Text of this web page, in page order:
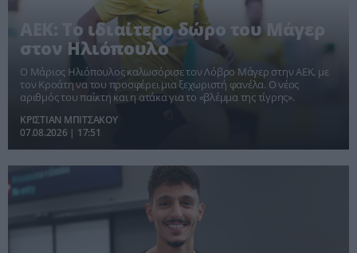
ΑΕΚ: Το ιδιαίτερο δώρο του Μάγερ
στον Ηλιόπουλο
Ο Μάριος Ηλιόπουλος καλωσόρισε τον Λόβρο Μάγερ στην ΑΕΚ, με
τον Κροάτη να του προσφέρει μια ξεχωριστή φανέλα. Ο νέος
αριθμός του παίκτη και η ατάκα για το «βλέμμα της τίγρης».
ΚΡΙΣΤΙΑΝ ΜΠΙΤΣΑΚΟΥ
07.08.2026 | 17:51